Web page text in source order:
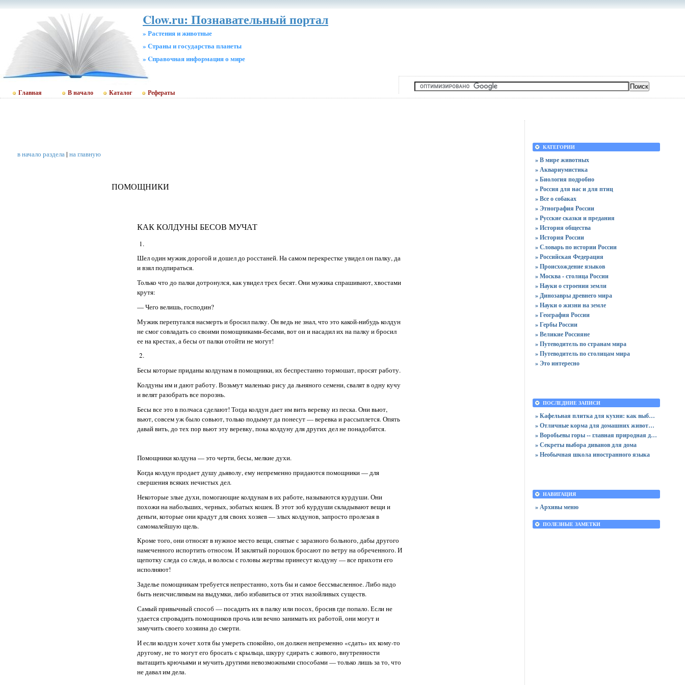
Clow.ru: Познавательный портал
» Растения и животные
» Страны и государства планеты
» Cправочная информация о мире
Главная В начало Каталог Рефераты
в начало раздела| на главную
ПОМОЩНИКИ
КАК КОЛДУНЫ БЕСОВ МУЧАТ
1.
Шел один мужик дорогой и дошел до росстаней. На самом перекрестке увидел он палку, да
и взял подпираться.
Только что до палки дотронулся, как увидел трех бесят. Они мужика спрашивают, хвостами
крутя:
— Чего велишь, господин?
Мужик перепугался насмерть и бросил палку. Он ведь не знал, что это какой-нибудь колдун
не смог совладать со своими помощниками-бесами, вот он и насадил их на палку и бросил
ее на крестах, а бесы от палки отойти не могут!
2.
Бесы которые приданы колдунам в помощники, их беспрестанно тормошат, просят работу.
Колдуны им и дают работу. Возьмут маленько рису да льняного семени, свалят в одну кучу
и велят разобрать все порознь.
Бесы все это в полчаса сделают! Тогда колдун дает им вить веревку из песка. Они вьют,
вьют, совсем уж было совьют, только подымут да понесут — веревка и рассыплется. Опять
давай вить, до тех пор вьют эту веревку, пока колдуну для других дел не понадобятся.
Помощники колдуна — это черти, бесы, мелкие духи.
Когда колдун продает душу дьяволу, ему непременно придаются помощники — для
свершения всяких нечистых дел.
Некоторые злые духи, помогающие колдунам в их работе, называются курдуши. Они
похожи на набольших, черных, зобатых кошек. В этот зоб курдуши складывают вещи и
деньги, которые они крадут для своих хозяев — злых колдунов, запросто пролезая в
самомалейшую щель.
Кроме того, они относят в нужное место вещи, снятые с заразного больного, дабы другого
намеченного испортить относом. И заклятый порошок бросают по ветру на обреченного. И
щепотку следа со следа, и волосы с головы жертвы принесут колдуну — все прихоти его
исполняют!
Заделье помощникам требуется непрестанно, хоть бы и самое бессмысленное. Либо надо
быть неисчислимым на выдумки, либо избавиться от этих назойливых существ.
Самый привычный способ — посадить их в палку или посох, бросив где попало. Если не
удается спровадить помощников прочь или вечно занимать их работой, они могут и
замучить своего хозяина до смерти.
И если колдун хочет хотя бы умереть спокойно, он должен непременно «сдать» их кому-то
другому, не то могут его бросать с крыльца, шкуру сдирать с живого, внутренности
вытащить крючьями и мучить другими невозможными способами — только лишь за то, что
не давал им дела.
КАТЕГОРИИ
» В мире животных
» Аквариумистика
» Биология подробно
» Россия для нас и для птиц
» Все о собаках
» Этнография России
» Русские сказки и предания
» История общества
» История России
» Словарь по истории России
» Российская Федерация
» Происхождение языков
» Москва - столица России
» Науки о строении земли
» Динозавры древнего мира
» Науки о жизни на земле
» География России
» Гербы России
» Великие Россияне
» Путеводитель по странам мира
» Путеводитель по столицам мира
» Это интересно
ПОСЛЕДНИЕ ЗАПИСИ
» Кафельная плитка для кухни: как выбрать практичную отделку
» Отличные корма для домашних животных
» Воробьевы горы -- главная природная достопримечательность Москвы
» Секреты выбора диванов для дома
» Необычная школа иностранного языка
НАВИГАЦИЯ
» Архивы меню
ПОЛЕЗНЫЕ ЗАМЕТКИ